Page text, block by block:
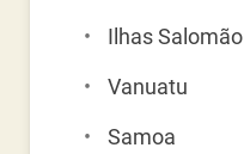
Ilhas Salomão
Vanuatu
Samoa